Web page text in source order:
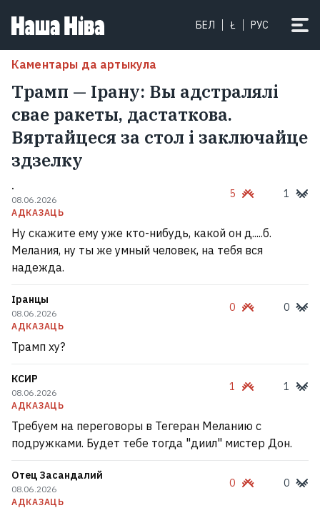
БЕЛ Ł РУС
Каментары да артыкула
Трамп — Ірану: Вы адстралялі
свае ракеты, дастаткова.
Вяртайцеся за стол і заключайце
здзелку
.
08.06.2026
АДКАЗАЦЬ
5 1
Ну скажите ему уже кто-нибудь, какой он д.....б.
Мелания, ну ты же умный человек, на тебя вся
надежда.
Іранцы
08.06.2026
АДКАЗАЦЬ
0 0
Трамп ху?
КСИР
08.06.2026
АДКАЗАЦЬ
1 1
Требуем на переговоры в Тегеран Меланию с
подружками. Будет тебе тогда "диил" мистер Дон.
Отец Засандалий
08.06.2026
АДКАЗАЦЬ
0 0